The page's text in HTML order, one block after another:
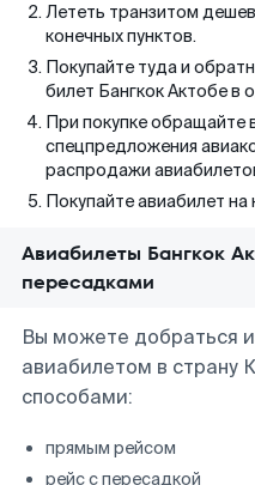
Лететь транзитом
конечных пунктов.
Покупайте туда и
билет Бангкок Актобе в
При покупке обращайте
спецпредложения
распродажи
Покупайте авиабилет
Авиабилеты Бангкок
пересадками
Вы можете добраться
авиабилетом в страну
способами:
прямым рейсом
рейс с пересадкой